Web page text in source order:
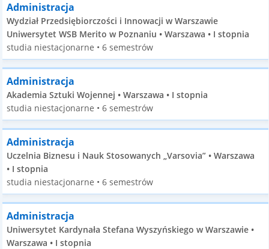
Administracja
Wydział Przedsiębiorczości i Innowacji w Warszawie
Uniwersytet WSB Merito w Poznaniu • Warszawa • I stopnia
studia niestacjonarne • 6 semestrów
Administracja
Akademia Sztuki Wojennej • Warszawa • I stopnia
studia niestacjonarne • 6 semestrów
Administracja
Uczelnia Biznesu i Nauk Stosowanych „Varsovia” • Warszawa
• I stopnia
studia niestacjonarne • 6 semestrów
Administracja
Uniwersytet Kardynała Stefana Wyszyńskiego w Warszawie •
Warszawa • I stopnia